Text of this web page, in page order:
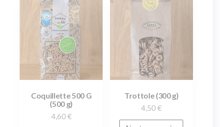
Coquillette 500 G
(500 g)
4,60 €
Trottole (300 g)
4,50 €